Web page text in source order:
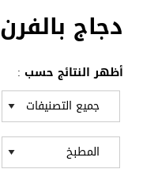
دجاج بالفرن
أظهر النتائج حسب :